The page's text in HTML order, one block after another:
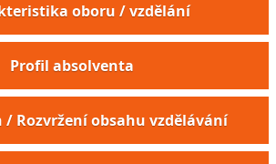
oboru / vzdělání
Profil absolventa
/ Rozvržení obsahu vzdělávání